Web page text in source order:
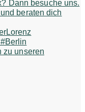
zu unseren